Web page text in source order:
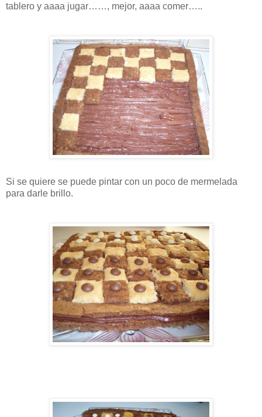
tablero y aaaa jugar……, mejor, aaaa comer…..
Si se quiere se puede pintar con un poco de mermelada
para darle brillo.